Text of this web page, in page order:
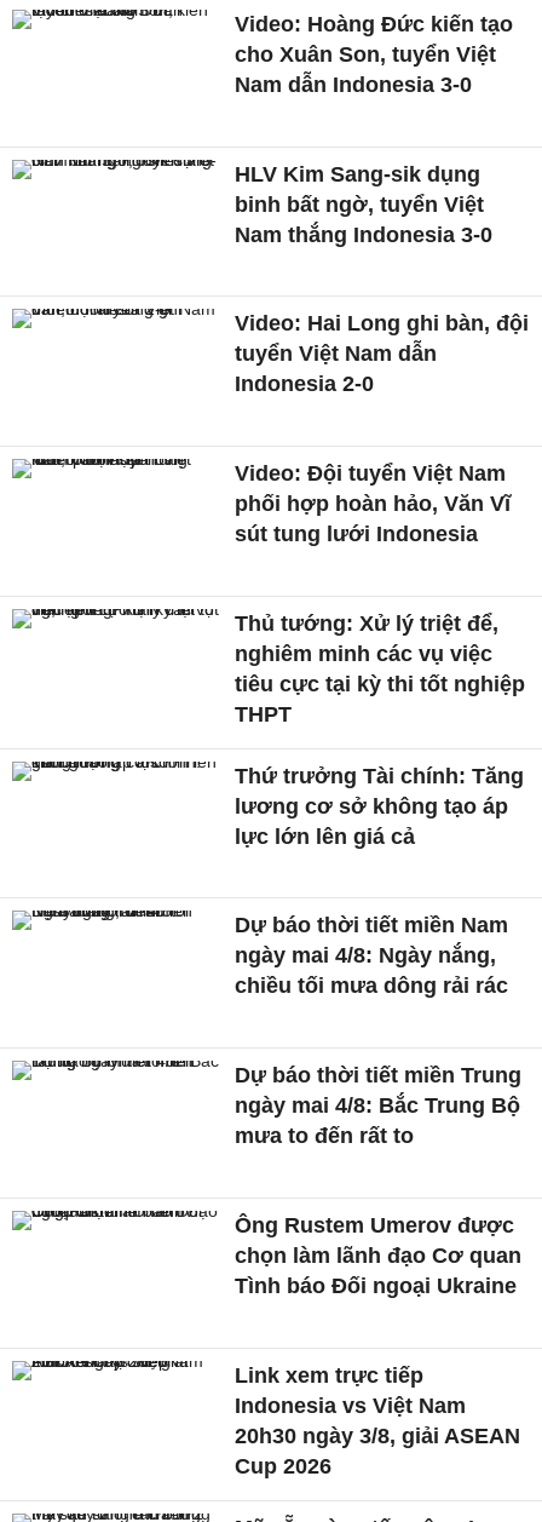
Video: Hoàng Đức kiến tạo
cho Xuân Son, tuyển Việt
Nam dẫn Indonesia 3-0
HLV Kim Sang-sik dụng
binh bất ngờ, tuyển Việt
Nam thắng Indonesia 3-0
Video: Hai Long ghi bàn, đội
tuyển Việt Nam dẫn
Indonesia 2-0
Video: Đội tuyển Việt Nam
phối hợp hoàn hảo, Văn Vĩ
sút tung lưới Indonesia
Thủ tướng: Xử lý triệt để,
nghiêm minh các vụ việc
tiêu cực tại kỳ thi tốt nghiệp
THPT
Thứ trưởng Tài chính: Tăng
lương cơ sở không tạo áp
lực lớn lên giá cả
Dự báo thời tiết miền Nam
ngày mai 4/8: Ngày nắng,
chiều tối mưa dông rải rác
Dự báo thời tiết miền Trung
ngày mai 4/8: Bắc Trung Bộ
mưa to đến rất to
Ông Rustem Umerov được
chọn làm lãnh đạo Cơ quan
Tình báo Đối ngoại Ukraine
Link xem trực tiếp
Indonesia vs Việt Nam
20h30 ngày 3/8, giải ASEAN
Cup 2026